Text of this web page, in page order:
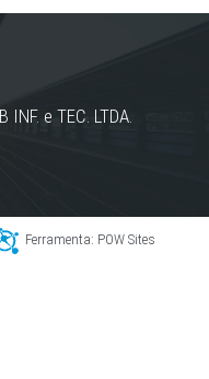
e TEC. LTDA.
Ferramenta: POW Sites